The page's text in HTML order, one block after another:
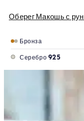
Оберег Макошь с
Бронза
Серебро 925